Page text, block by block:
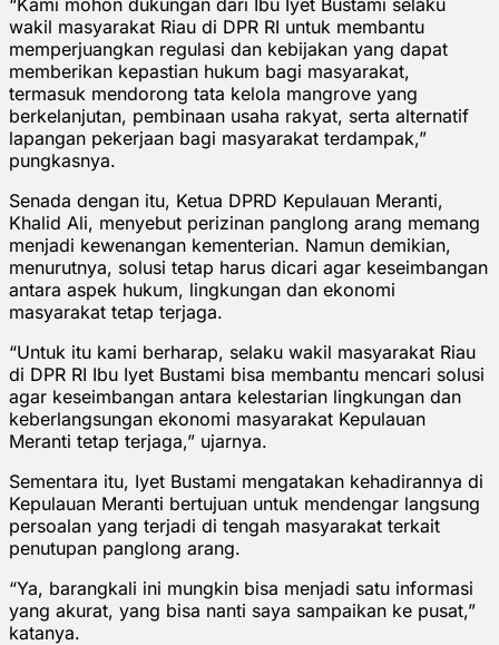
wakil masyarakat Riau di DPR RI untuk membantu
memperjuangkan regulasi dan kebijakan yang dapat
memberikan kepastian hukum bagi masyarakat,
termasuk mendorong tata kelola mangrove yang
berkelanjutan, pembinaan usaha rakyat, serta alternatif
lapangan pekerjaan bagi masyarakat terdampak,”
pungkasnya.
Senada dengan itu, Ketua DPRD Kepulauan Meranti,
Khalid Ali, menyebut perizinan panglong arang memang
menjadi kewenangan kementerian. Namun demikian,
menurutnya, solusi tetap harus dicari agar keseimbangan
antara aspek hukum, lingkungan dan ekonomi
masyarakat tetap terjaga.
“Untuk itu kami berharap, selaku wakil masyarakat Riau
di DPR RI Ibu Iyet Bustami bisa membantu mencari solusi
agar keseimbangan antara kelestarian lingkungan dan
keberlangsungan ekonomi masyarakat Kepulauan
Meranti tetap terjaga,” ujarnya.
Sementara itu, Iyet Bustami mengatakan kehadirannya di
Kepulauan Meranti bertujuan untuk mendengar langsung
persoalan yang terjadi di tengah masyarakat terkait
penutupan panglong arang.
“Ya, barangkali ini mungkin bisa menjadi satu informasi
yang akurat, yang bisa nanti saya sampaikan ke pusat,”
katanya.